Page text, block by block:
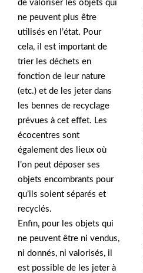
de valoriser les objets qui
ne peuvent plus être
utilisés en l’état. Pour
cela, il est important de
trier les déchets en
fonction de leur nature
(etc.) et de les jeter dans
les bennes de recyclage
prévues à cet effet. Les
écocentres sont
également des lieux où
l’on peut déposer ses
objets encombrants pour
qu’ils soient séparés et
recyclés.
Enfin, pour les objets qui
ne peuvent être ni vendus,
ni donnés, ni valorisés, il
est possible de les jeter à